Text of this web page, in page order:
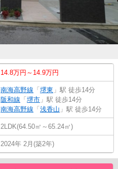
14.8万円～14.9万円
南海高野線 「 堺東 」駅 徒歩14分
阪和線 「 堺市 」駅 徒歩14分
南海高野線 「 浅香山 」駅 徒歩14分
2LDK(64.50㎡～65.24㎡)
2024年 2月(築2年)